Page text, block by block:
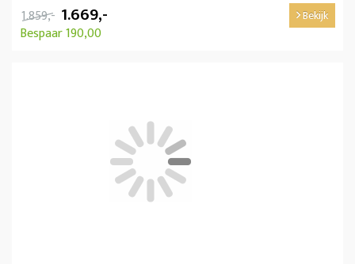
1.859,- 1.669,-
Bespaar 190,00
Bekijk